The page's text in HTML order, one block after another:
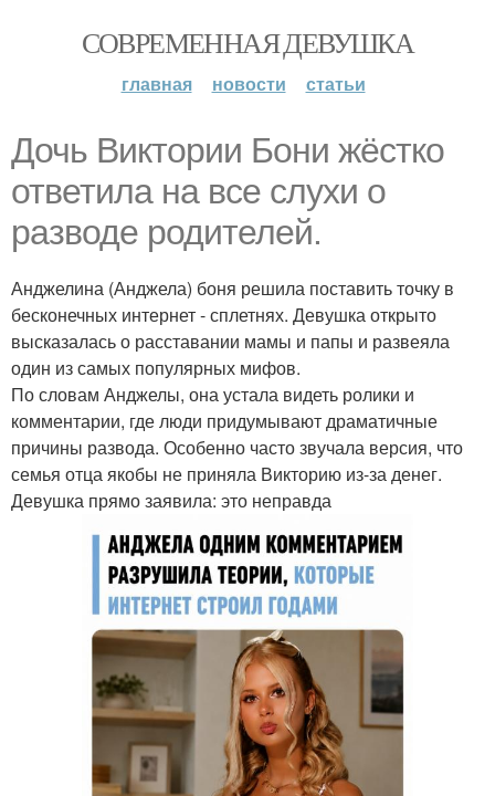
СОВРЕМЕННАЯ ДЕВУШКА
главная новости статьи
Дочь Виктории Бони жёстко
ответила на все слухи о
разводе родителей.
Анджелина (Анджела) боня решила поставить точку в
бесконечных интернет - сплетнях. Девушка открыто
высказалась о расставании мамы и папы и развеяла
один из самых популярных мифов.
По словам Анджелы, она устала видеть ролики и
комментарии, где люди придумывают драматичные
причины развода. Особенно часто звучала версия, что
семья отца якобы не приняла Викторию из-за денег.
Девушка прямо заявила: это неправда